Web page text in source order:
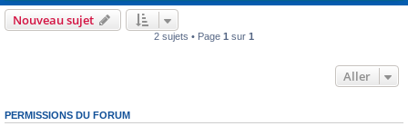
Nouveau sujet
2 sujets • Page 1 sur 1
Aller
PERMISSIONS DU FORUM